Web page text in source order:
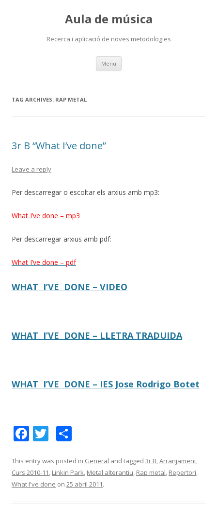
Aula de música
Recerca i aplicació de noves metodologies
Menu Skip
content
TAG ARCHIVES: RAP METAL
3r B “What I’ve done”
Leave a reply
Per descarregar o escoltar els arxius amb mp3:
What I’ve done – mp3
Per descarregar arxius amb pdf:
What I’ve done – pdf
WHAT I’VE DONE – VIDEO
WHAT I’VE DONE – LLETRA TRADUIDA
WHAT I’VE DONE – IES Jose Rodrigo Botet
F
e
b
T
itt
er
m
p
This entry was posted in General and tagged 3r B,Arranjament,
Curs 2010-11, Linkin Park, Metal alterantiu, Rap metal, Repertori,
What I've done on 25 abril 2011.